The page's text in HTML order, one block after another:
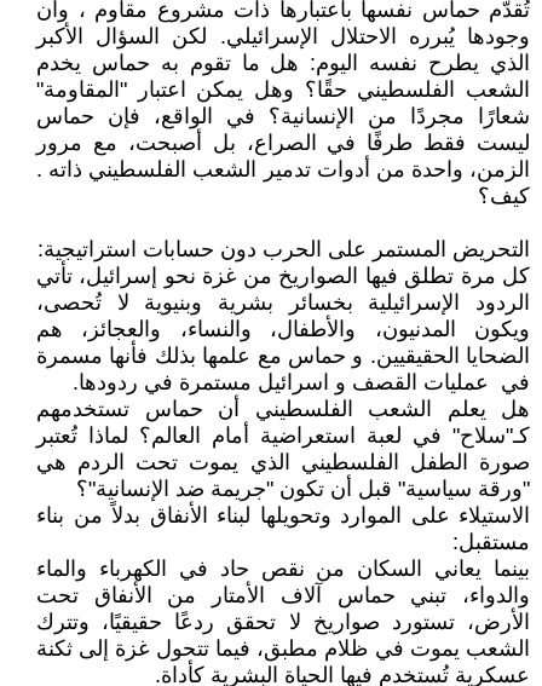
تُقدّم حماس نفسها باعتبارها ذات مشروع مقاوم ، وأن
وجودها يُبرره الاحتلال الإسرائيلي. لكن السؤال الأكبر
الذي يطرح نفسه اليوم: هل ما تقوم به حماس يخدم
الشعب الفلسطيني حقًا؟ وهل يمكن اعتبار "المقاومة"
شعارًا مجردًا من الإنسانية؟ في الواقع، فإن حماس
ليست فقط طرفًا في الصراع، بل أصبحت، مع مرور
الزمن، واحدة من أدوات تدمير الشعب الفلسطيني ذاته .
كيف؟
التحريض المستمر على الحرب دون حسابات استراتيجية:
كل مرة تطلق فيها الصواريخ من غزة نحو إسرائيل، تأتي
الردود الإسرائيلية بخسائر بشرية وبنيوية لا تُحصى،
ويكون المدنيون، والأطفال، والنساء، والعجائز، هم
الضحايا الحقيقيين. و حماس مع علمها بذلك فأنها مسمرة
في عمليات القصف و اسرائيل مستمرة في ردودها.
هل يعلم الشعب الفلسطيني أن حماس تستخدمهم
كـ"سلاح" في لعبة استعراضية أمام العالم؟ لماذا تُعتبر
صورة الطفل الفلسطيني الذي يموت تحت الردم هي
"ورقة سياسية" قبل أن تكون "جريمة ضد الإنسانية"؟
الاستيلاء على الموارد وتحويلها لبناء الأنفاق بدلاً من بناء
مستقبل:
بينما يعاني السكان من نقص حاد في الكهرباء والماء
والدواء، تبني حماس آلاف الأمتار من الأنفاق تحت
الأرض، تستورد صواريخ لا تحقق ردعًا حقيقيًا، وتترك
الشعب يموت في ظلام مطبق، فيما تتحول غزة إلى ثكنة
عسكرية تُستخدم فيها الحياة البشرية كأداة.